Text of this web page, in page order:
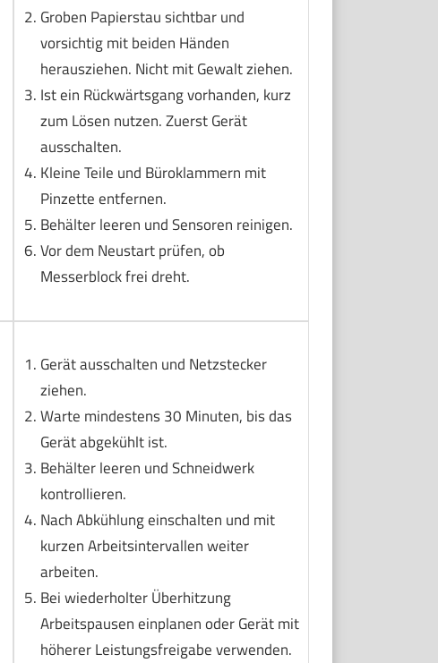
Groben Papierstau sichtbar und
vorsichtig mit beiden Händen
herausziehen. Nicht mit Gewalt ziehen.
Ist ein Rückwärtsgang vorhanden, kurz
zum Lösen nutzen. Zuerst Gerät
ausschalten.
Kleine Teile und Büroklammern mit
Pinzette entfernen.
Behälter leeren und Sensoren reinigen.
Vor dem Neustart prüfen, ob
Messerblock frei dreht.
Gerät ausschalten und Netzstecker
ziehen.
Warte mindestens 30 Minuten, bis das
Gerät abgekühlt ist.
Behälter leeren und Schneidwerk
kontrollieren.
Nach Abkühlung einschalten und mit
kurzen Arbeitsintervallen weiter
arbeiten.
Bei wiederholter Überhitzung
Arbeitspausen einplanen oder Gerät mit
höherer Leistungsfreigabe verwenden.